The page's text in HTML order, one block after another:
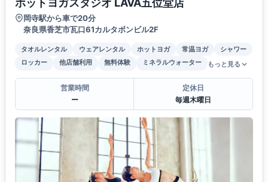
ホットヨガスタジオ LAVA五位堂店
岡寺駅から車で20分
奈良県香芝市瓦口61カルタボンビル2F
タオルレンタル ウェアレンタル ホットヨガ 常温ヨガ
シャワー
ロッカー
他店舗利用 無料体験 ミネラルウォーター もっと見る
営業時間
ー
定休日
毎週木曜日